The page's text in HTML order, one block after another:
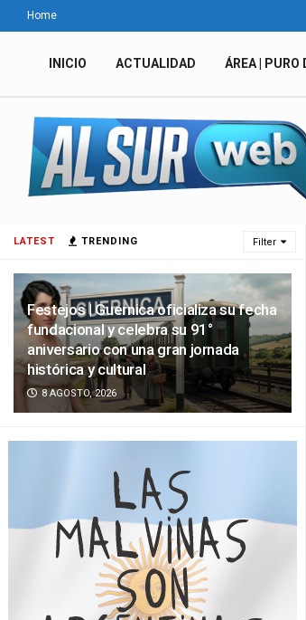
LATEST TRENDING Filter
Festejos | Guernica oficializa su fecha
fundacional y celebra su 91°
aniversario con una gran jornada
histórica y cultural
8 AGOSTO, 2026
Home
INICIO ACTUALIDAD ÁREA | PURO